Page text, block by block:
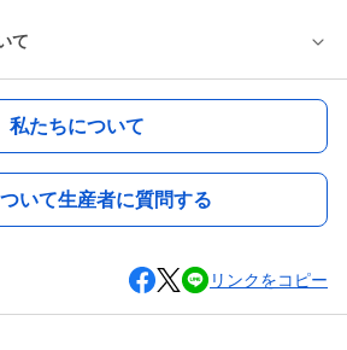
て
私たちについて
いて生産者に質問する
リンクをコピー